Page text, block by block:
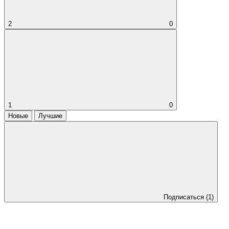
2 0
1
0
Новые
Лучшие
Подписаться (1)